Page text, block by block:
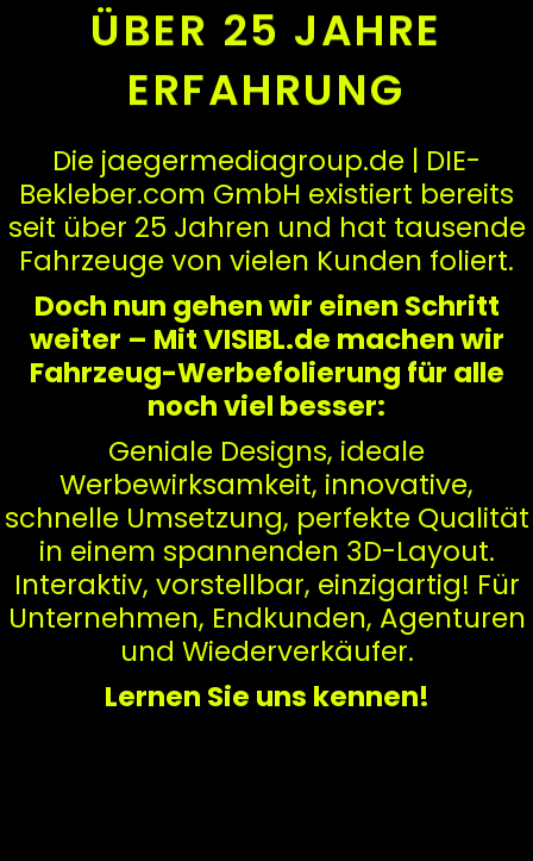
ÜBER 25 JAHRE
ERFAHRUNG
Die jaegermediagroup.de | DIE-
Bekleber.com GmbH existiert bereits
seit über 25 Jahren und hat tausende
Fahrzeuge von vielen Kunden foliert.
Doch nun gehen wir einen Schritt
weiter – Mit VISIBL.de machen wir
Fahrzeug-Werbefolierung für alle
noch viel besser:
Geniale Designs, ideale
Werbewirksamkeit, innovative,
schnelle Umsetzung, perfekte Qualität
in einem spannenden 3D-Layout.
Interaktiv, vorstellbar, einzigartig! Für
Unternehmen, Endkunden, Agenturen
und Wiederverkäufer.
Lernen Sie uns kennen!